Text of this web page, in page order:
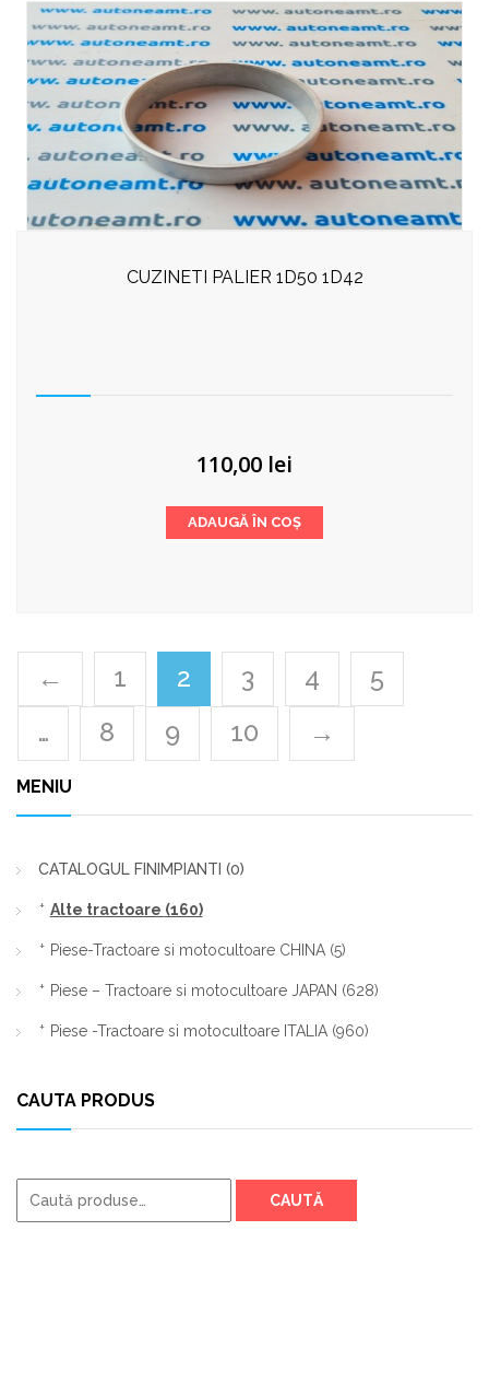
CUZINETI PALIER 1D50 1D42
110,00 lei
ADAUGĂ ÎN COȘ
← 1 2 3 4
5
…
8 9 10 →
MENIU
CATALOGUL FINIMPIANTI (0)
Alte tractoare (160)
Piese-Tractoare si motocultoare CHINA (5)
Piese – Tractoare si motocultoare JAPAN (628)
Piese -Tractoare si motocultoare ITALIA (960)
CAUTA PRODUS
Caută
după:
CAUTĂ